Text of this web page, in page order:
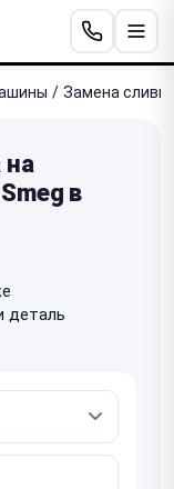
/ Замена
на
в
деталь